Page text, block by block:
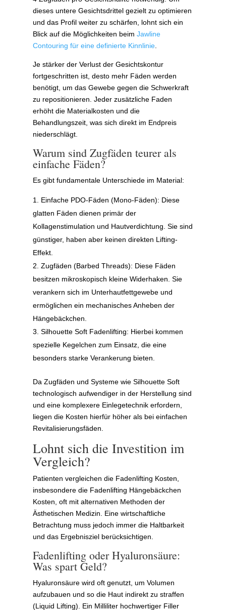
dieses untere Gesichtsdrittel gezielt zu optimieren
und das Profil weiter zu schärfen, lohnt sich ein
Blick auf die Möglichkeiten beim Jawline
Contouring für eine definierte Kinnlinie.
Je stärker der Verlust der Gesichtskontur
fortgeschritten ist, desto mehr Fäden werden
benötigt, um das Gewebe gegen die Schwerkraft
zu repositionieren. Jeder zusätzliche Faden
erhöht die Materialkosten und die
Behandlungszeit, was sich direkt im Endpreis
niederschlägt.
Warum sind Zugfäden teurer als
einfache Fäden?
Es gibt fundamentale Unterschiede im Material:
Einfache PDO-Fäden (Mono-Fäden): Diese
glatten Fäden dienen primär der
Kollagenstimulation und Hautverdichtung. Sie sind
günstiger, haben aber keinen direkten Lifting-
Effekt.
Zugfäden (Barbed Threads): Diese Fäden
besitzen mikroskopisch kleine Widerhaken. Sie
verankern sich im Unterhautfettgewebe und
ermöglichen ein mechanisches Anheben der
Hängebäckchen.
Silhouette Soft Fadenlifting: Hierbei kommen
spezielle Kegelchen zum Einsatz, die eine
besonders starke Verankerung bieten.
Da Zugfäden und Systeme wie Silhouette Soft
technologisch aufwendiger in der Herstellung sind
und eine komplexere Einlegetechnik erfordern,
liegen die Kosten hierfür höher als bei einfachen
Revitalisierungsfäden.
Lohnt sich die Investition im
Vergleich?
Patienten vergleichen die Fadenlifting Kosten,
insbesondere die Fadenlifting Hängebäckchen
Kosten, oft mit alternativen Methoden der
Ästhetischen Medizin. Eine wirtschaftliche
Betrachtung muss jedoch immer die Haltbarkeit
und das Ergebnisziel berücksichtigen.
Fadenlifting oder Hyaluronsäure:
Was spart Geld?
Hyaluronsäure wird oft genutzt, um Volumen
aufzubauen und so die Haut indirekt zu straffen
(Liquid Lifting). Ein Milliliter hochwertiger Filler